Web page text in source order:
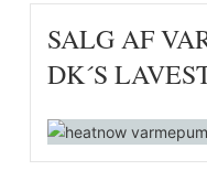
SALG AF
DK´S